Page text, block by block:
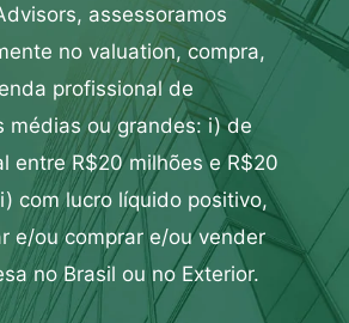
assessoramos
no valuation,compra,
profissional de
médias ou grandes: i) de
entre R$20 milhões e R$20
com lucro líquido positivo,
e/oucomprar e/ouvender
no Brasil ou no Exterior.